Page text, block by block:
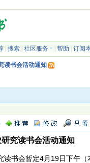
| 搜索| 社区服务 帮助 订阅
读书会活动通知
研究读书会活动通知
读书会暂定4月19日下午